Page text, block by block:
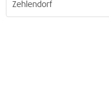
Zehlendorf